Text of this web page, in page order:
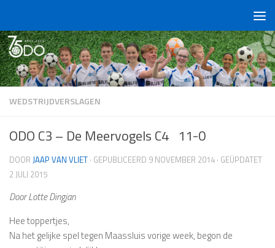
WEDSTRIJDVERSLAGEN
ODO C3 – De Meervogels C4 11-0
DOOR JAAP VAN VLIET · GEPUBLICEERD 9 NOVEMBER 2014 · GEÜPDATET
2 JULI 2015
Door Lotte Dingjan
Hee toppertjes,
Na het gelijke spel tegen Maassluis vorige week, begon de